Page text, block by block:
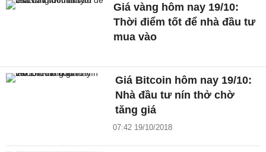
Giá vàng hôm nay 19/10:
Thời điểm tốt để nhà đầu tư
mua vào
Giá Bitcoin hôm nay 19/10:
Nhà đầu tư nín thở chờ
tăng giá
07:42 19/10/2018